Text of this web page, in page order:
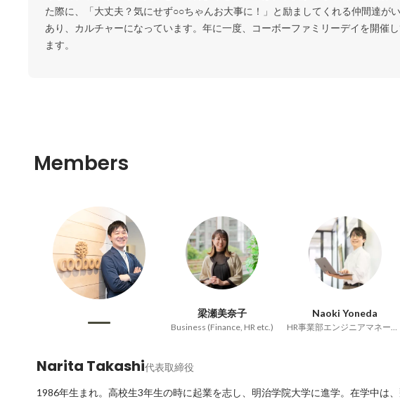
た際に、「大丈夫？気にせず○○ちゃんお大事に！」と励ましてくれる仲間達が
あり、カルチャーになっています。年に一度、コーボーファミリーデイを開催
ます。
Members
梁瀬美奈子
Business (Finance, HR etc.)
Naoki Yoneda
HR事業部エンジニアマネージャ/Webソリューション事業部AI・DX推進グループ：グループ長（兼）
Narita Takashi代表取締役
1986年生まれ。高校生3年生の時に起業を志し、明治学院大学に進学。在学中は